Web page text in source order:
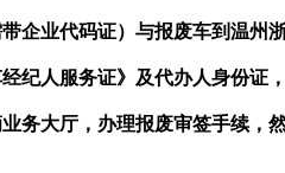
业代码证）与报废车到温州
人服务证》及代办人身份证，
大厅，办理报废审签手续，